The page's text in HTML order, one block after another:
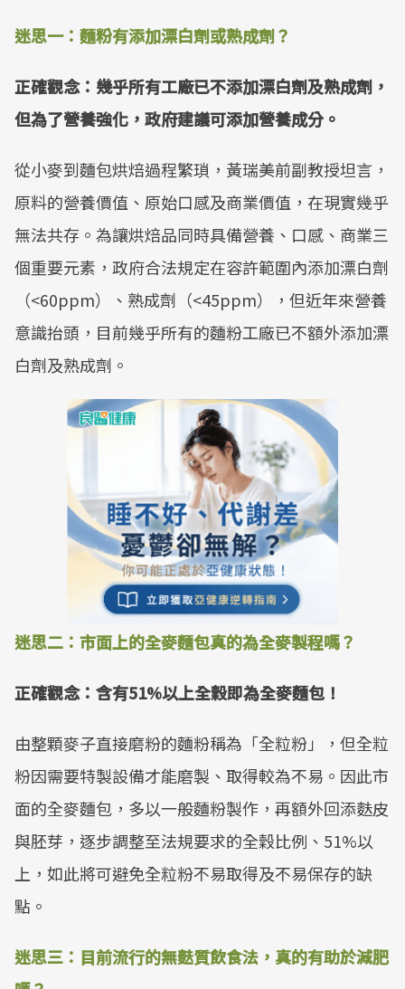
迷思一：麵粉有添加漂白劑或熟成劑？
正確觀念：幾乎所有工廠已不添加漂白劑及熟成劑，
但為了營養強化，政府建議可添加營養成分。
從小麥到麵包烘焙過程繁瑣，黃瑞美前副教授坦言，
原料的營養價值、原始口感及商業價值，在現實幾乎
無法共存。為讓烘焙品同時具備營養、口感、商業三
個重要元素，政府合法規定在容許範圍內添加漂白劑
（<60ppm）、熟成劑（<45ppm），但近年來營養
意識抬頭，目前幾乎所有的麵粉工廠已不額外添加漂
白劑及熟成劑。
迷思二：市面上的全麥麵包真的為全麥製程嗎？
正確觀念：含有51%以上全穀即為全麥麵包！
由整顆麥子直接磨粉的麵粉稱為「全粒粉」，但全粒
粉因需要特製設備才能磨製、取得較為不易。因此市
面的全麥麵包，多以一般麵粉製作，再額外回添麩皮
與胚芽，逐步調整至法規要求的全穀比例、51%以
上，如此將可避免全粒粉不易取得及不易保存的缺
點。
迷思三：目前流行的無麩質飲食法，真的有助於減肥